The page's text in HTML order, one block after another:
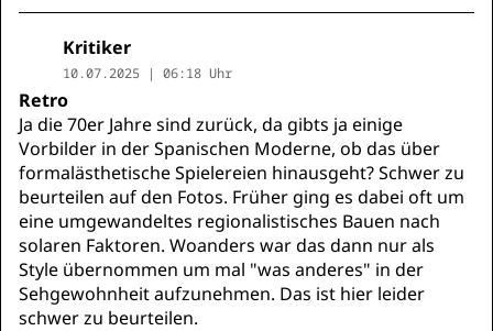
Kritiker
10.07.2025 | 06:18 Uhr
Retro
Ja die 70er Jahre sind zurück, da gibts ja einige
Vorbilder in der Spanischen Moderne, ob das über
formalästhetische Spielereien hinausgeht? Schwer zu
beurteilen auf den Fotos. Früher ging es dabei oft um
eine umgewandeltes regionalistisches Bauen nach
solaren Faktoren. Woanders war das dann nur als
Style übernommen um mal "was anderes" in der
Sehgewohnheit aufzunehmen. Das ist hier leider
schwer zu beurteilen.